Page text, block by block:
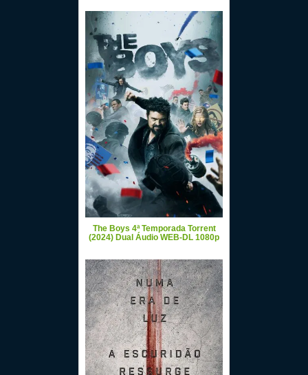
The Boys 4ª Temporada Torrent
(2024) Dual Áudio WEB-DL 1080p